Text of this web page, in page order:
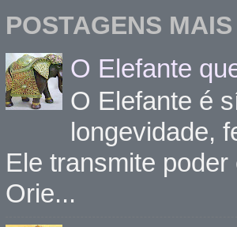
POSTAGENS
O Elefante
O Elefante é
longevidade,
Ele transmite
Orie...